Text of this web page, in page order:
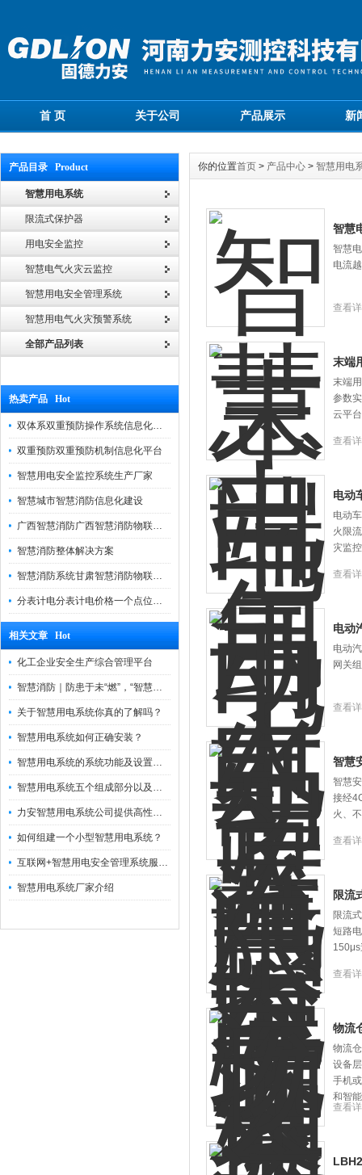
首 页 关于公司 产品展示 新
产品目录 Product
智慧用电系统
限流式保护器
用电安全监控
智慧电气火灾云监控
智慧用电安全管理系统
智慧用电气火灾预警系统
全部产品列表
热卖产品 Hot
双体系双重预防操作系统信息化管理平台
双重预防双重预防机制信息化平台
智慧用电安全监控系统生产厂家
智慧城市智慧消防信息化建设
广西智慧消防广西智慧消防物联网远程监控系统
智慧消防整体解决方案
智慧消防系统甘肃智慧消防物联网系统云平台
分表计电分表计电价格一个点位多少钱
相关文章 Hot
化工企业安全生产综合管理平台
智慧消防｜防患于未“燃”，“智慧用电”助力消防精细化管理
关于智慧用电系统你真的了解吗？
智慧用电系统如何正确安装？
智慧用电系统的系统功能及设置范围了解
智慧用电系统五个组成部分以及各部分功能介绍
力安智慧用电系统公司提供高性价比的智慧用电安全管理系统，无缝对接
如何组建一个小型智慧用电系统？
互联网+智慧用电安全管理系统服务云平台
智慧用电系统厂家介绍
你的位置首页 > 产品中心 > 智慧用电
智慧
智慧
电流
查看
末端
末端
参数
云平
查看
电动
电动
火限
灾监
查看
电动
电动
网关
查看
智慧
智慧
接经
火、
查看
限流
限流
短路
查看
物流
物流
设备
手机
和智
查看